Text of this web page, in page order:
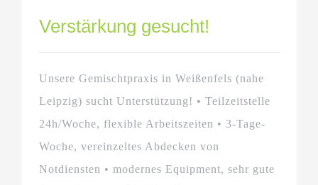
Verstärkung gesucht!
Unsere Gemischtpraxis in Weißenfels (nahe
Leipzig) sucht Unterstützung! • Teilzeitstelle
24h/Woche, flexible Arbeitszeiten • 3-Tage-
Woche, vereinzeltes Abdecken von
Notdiensten • modernes Equipment, sehr gute